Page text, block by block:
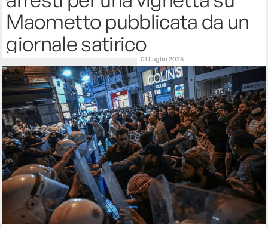
Maometto pubblicata da un
giornale satirico
01 Luglio 2025